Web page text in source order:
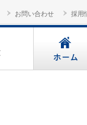
お問い合わせ 採用